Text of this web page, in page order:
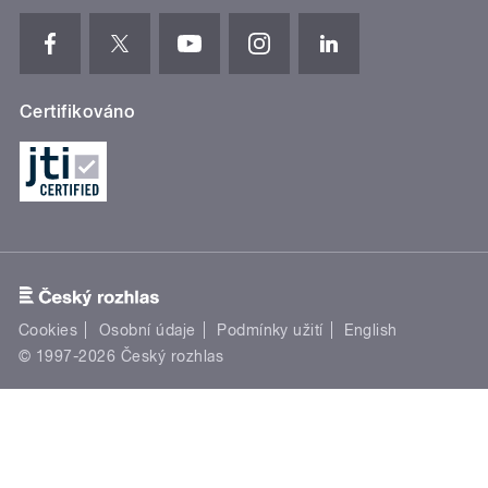
Certifikováno
Cookies Osobní údaje Podmínky užití
English
© 1997-2026 Český rozhlas